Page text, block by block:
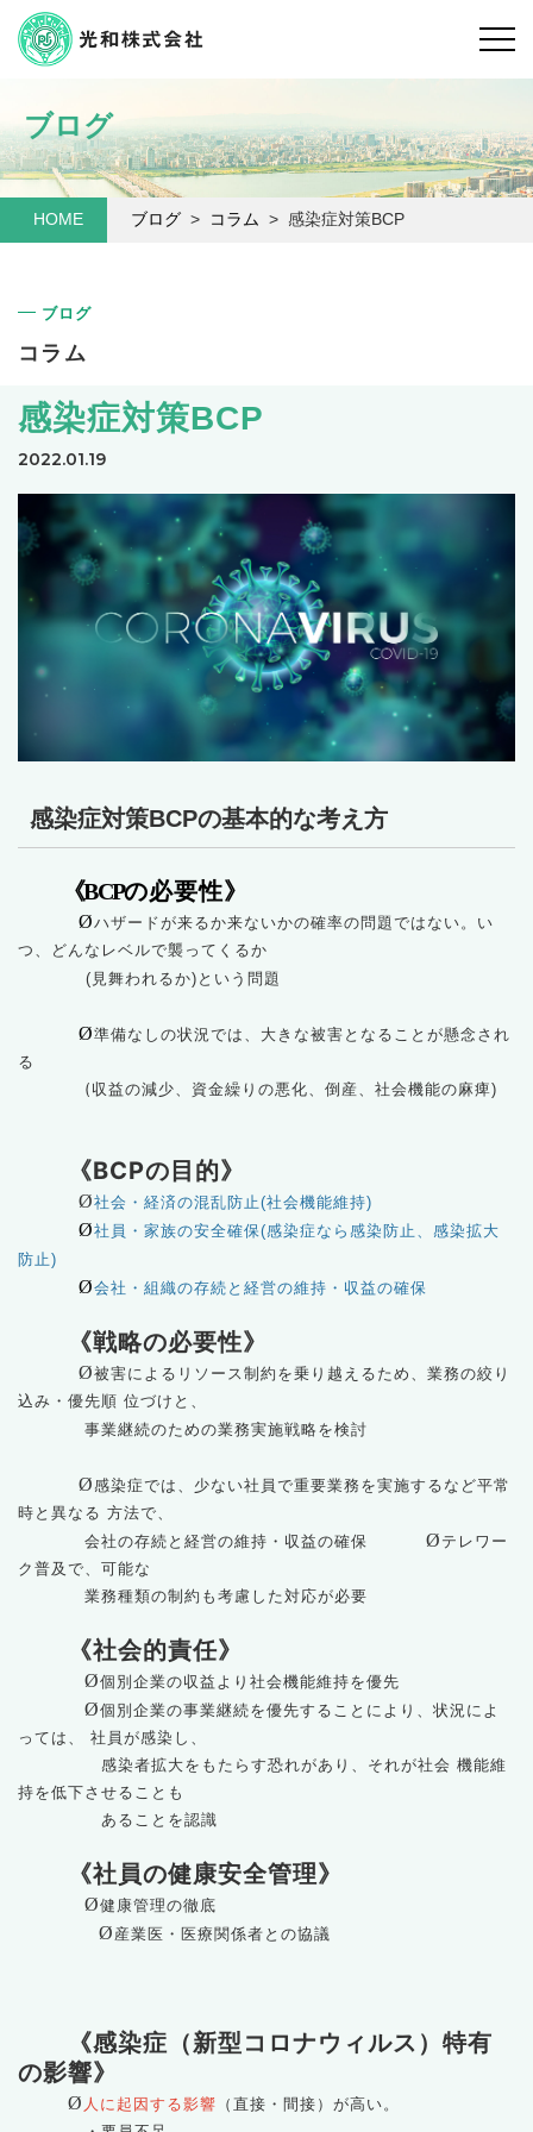
ブログ
HOME ブログ コラム 感染症対策BCP
ブログ
コラム
感染症対策BCP
2022.01.19
感染症対策BCPの基本的な考え方
《BCPの必要性》
Øハザードが来るか来ないかの確率の問題ではない。い
つ、どんなレベルで襲ってくるか
(見舞われるか)という問題
Ø準備なしの状況では、大きな被害となることが懸念され
る
(収益の減少、資金繰りの悪化、倒産、社会機能の麻痺)
《BCPの目的》
Ø社会・経済の混乱防止(社会機能維持)
Ø社員・家族の安全確保(感染症なら感染防止、感染拡大
防止)
Ø会社・組織の存続と経営の維持・収益の確保
《戦略の必要性》
Ø被害によるリソース制約を乗り越えるため、業務の絞り
込み・優先順 位づけと、
事業継続のための業務実施戦略を検討
Ø感染症では、少ない社員で重要業務を実施するなど平常
時と異なる 方法で、
会社の存続と経営の維持・収益の確保
Ø テレワー
ク普及で、可能な
業務種類の制約も考慮した対応が必要
《社会的責任》
Ø個別企業の収益より社会機能維持を優先
Ø個別企業の事業継続を優先することにより、状況によ
っては、 社員が感染し、
感染者拡大をもたらす恐れがあり、それが社会 機能維
持を低下させることも
あることを認識
《社員の健康安全管理》
Ø健康管理の徹底
Ø 産業医・医療関係者との協議
《感染症（新型コロナウィルス）特有
の影響》
Ø 人に起因する影響 （直接・間接）が高い。